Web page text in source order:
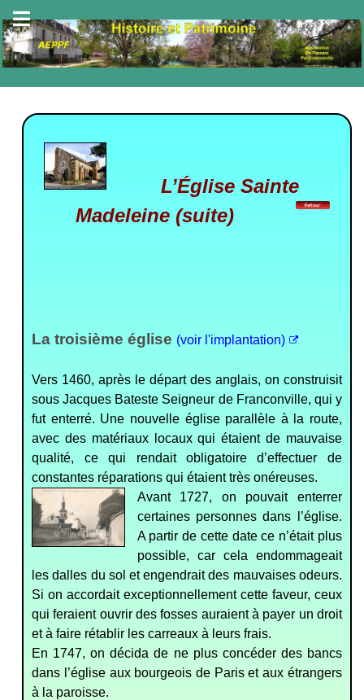
L’Église Sainte
Madeleine (suite)
La troisième église (voir l'implantation)
Vers 1460, après le départ des anglais, on construisit
sous Jacques Bateste Seigneur de Franconville, qui y
fut enterré. Une nouvelle église parallèle à la route,
avec des matériaux locaux qui étaient de mauvaise
qualité, ce qui rendait obligatoire d’effectuer de
constantes réparations qui étaient très onéreuses.
Avant 1727, on pouvait enterrer
certaines personnes dans l’église.
A partir de cette date ce n’était plus
possible, car cela endommageait
les dalles du sol et engendrait des mauvaises odeurs.
Si on accordait exceptionnellement cette faveur, ceux
qui feraient ouvrir des fosses auraient à payer un droit
et à faire rétablir les carreaux à leurs frais.
En 1747, on décida de ne plus concéder des bancs
dans l’église aux bourgeois de Paris et aux étrangers
à la paroisse.